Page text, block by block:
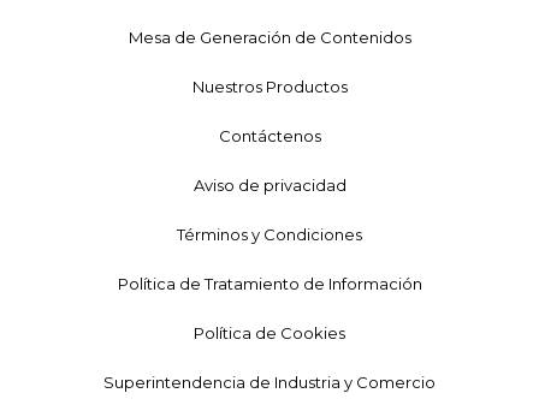
Mesa de Generación de Contenidos
Nuestros Productos
Contáctenos
Aviso de privacidad
Términos y Condiciones
Política de Tratamiento de Información
Política de Cookies
Superintendencia de Industria y Comercio